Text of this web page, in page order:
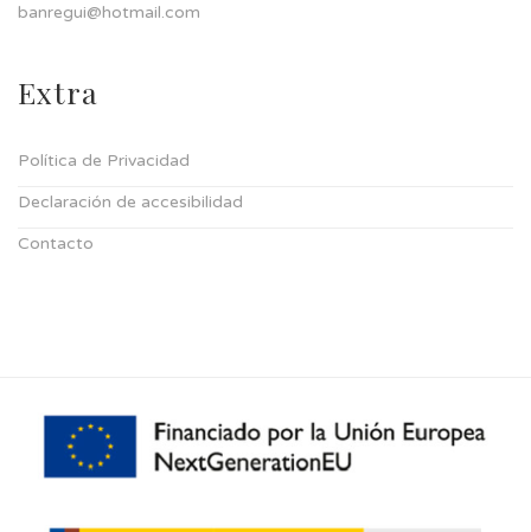
banregui@hotmail.com
Extra
Política de Privacidad
Declaración de accesibilidad
Contacto